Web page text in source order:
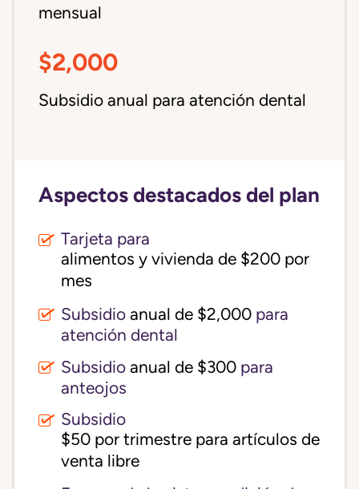
mensual
$2,000
Subsidio anual para atención dental
Aspectos destacados del plan
Tarjeta para
alimentos y vivienda de $200 por
mes
Subsidio anual de $2,000 para
atención dental
Subsidio anual de $300 para
anteojos
Subsidio
$50 por trimestre para artículos de
venta libre